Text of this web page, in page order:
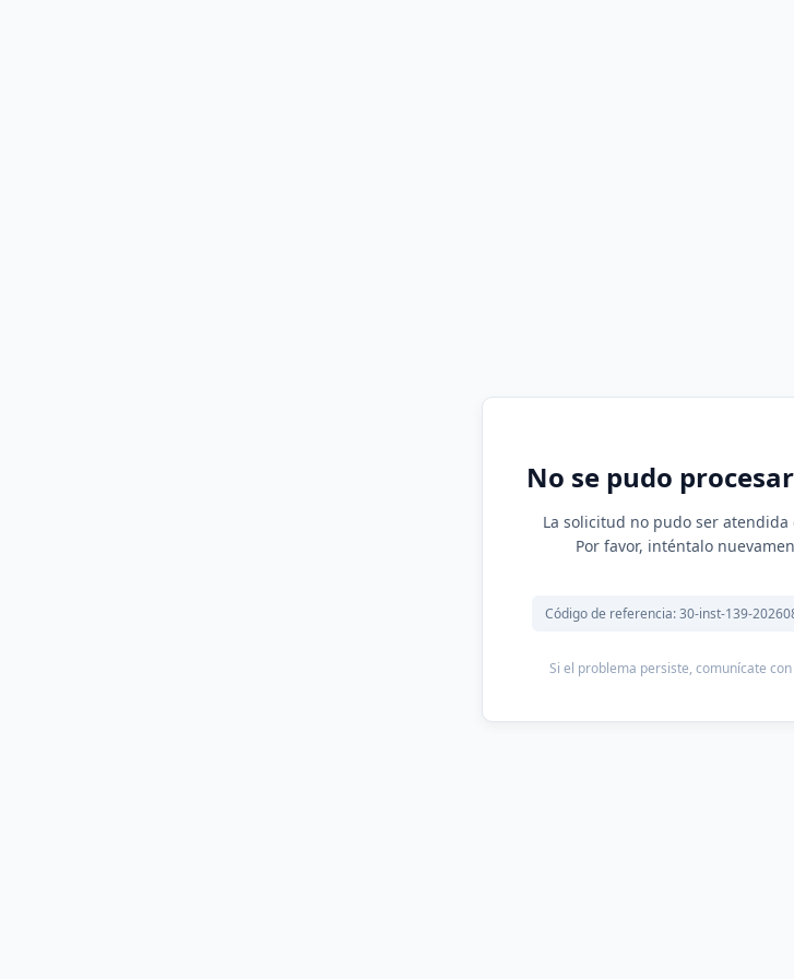
No se pudo
La solicitud no pudo ser atendida
Por favor, inténtalo
Código de referencia: 30-inst-139-
Si el problema persiste, comunícate